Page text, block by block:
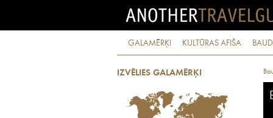
GALAMĒRĶI KULTŪRAS AFIŠA
IZVĒLIES GALAMĒRĶI